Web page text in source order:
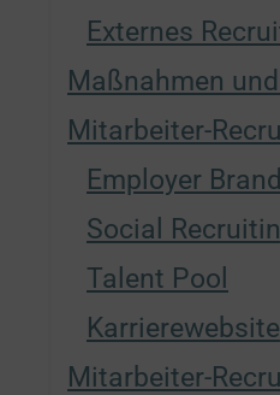
Externes
Maßnahmen
Mitarbeiter-
Employer
Social
Talent Pool
Karrierewebsite
Mitarbeiter-